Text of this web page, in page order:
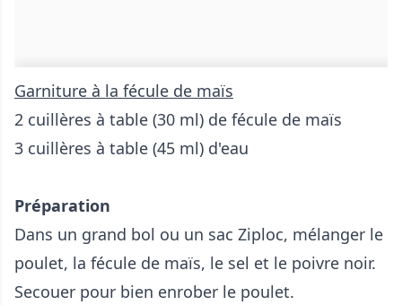
Garniture à la fécule de maïs
2 cuillères à table (30 ml) de fécule de maïs
3 cuillères à table (45 ml) d'eau
Préparation
Dans un grand bol ou un sac Ziploc, mélanger le
poulet, la fécule de maïs, le sel et le poivre noir.
Secouer pour bien enrober le poulet.